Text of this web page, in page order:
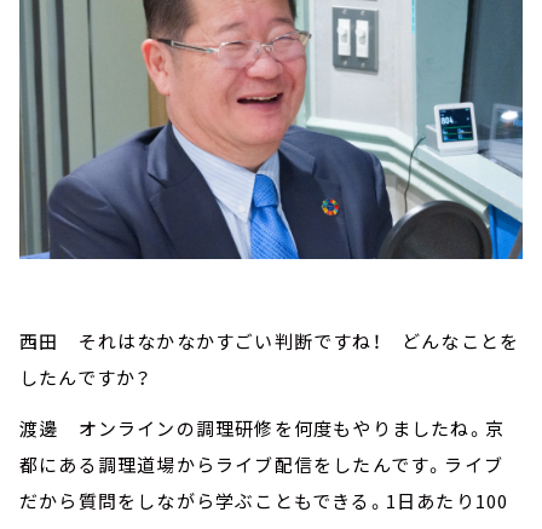
西田 それはなかなかすごい判断ですね！ どんなことを
したんですか？
渡邊 オンラインの調理研修を何度もやりましたね。京
都にある調理道場からライブ配信をしたんです。ライブ
だから質問をしながら学ぶこともできる。1日あたり100